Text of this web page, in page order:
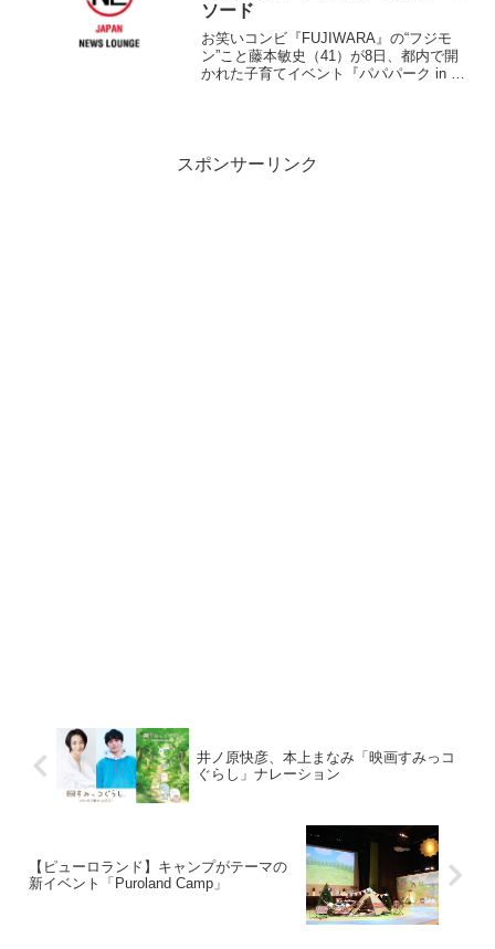
ソード
お笑いコンビ『FUJIWARA』の“フジモ
ン”こと藤本敏史（41）が8日、都内で開
かれた子育てイベント『パパパーク in 六
スポンサーリンク
井ノ原快彦、本上まなみ「映画すみっコ
ぐらし」ナレーション
【ピューロランド】キャンプがテーマの
新イベント「Puroland Camp」